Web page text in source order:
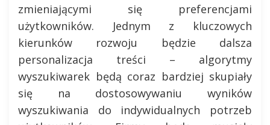
zmieniającymi się preferencjami
użytkowników. Jednym z kluczowych
kierunków rozwoju będzie dalsza
personalizacja treści – algorytmy
wyszukiwarek będą coraz bardziej skupiały
się na dostosowywaniu wyników
wyszukiwania do indywidualnych potrzeb